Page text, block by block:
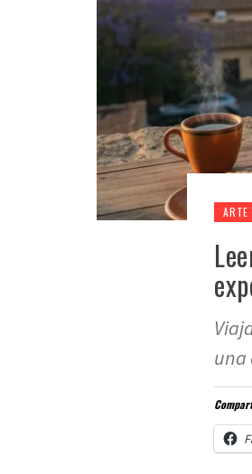
ARTE
una